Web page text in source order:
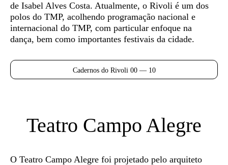
de Isabel Alves Costa. Atualmente, o Rivoli é um dos
polos do TMP, acolhendo programação nacional e
internacional do TMP, com particular enfoque na
dança, bem como importantes festivais da cidade.
Cadernos do Rivoli 00 — 10
Teatro Campo Alegre
O Teatro Campo Alegre foi projetado pelo arquiteto